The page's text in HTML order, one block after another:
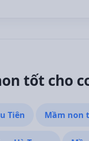
tốt cho
Tiên Mầm non